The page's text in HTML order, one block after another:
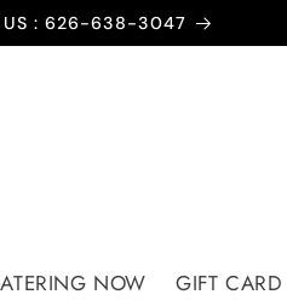
US : 626-638-3047
NOW GIFT CARD